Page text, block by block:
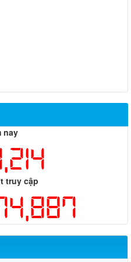
nay
truy cập